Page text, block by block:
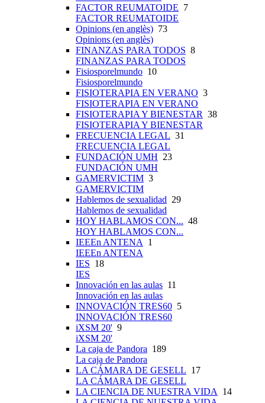
FACTOR REUMATOIDE 7
FACTOR REUMATOIDE
Opinions (en anglès) 73
Opinions (en anglès)
FINANZAS PARA TODOS 8
FINANZAS PARA TODOS
Fisiosporelmundo 10
Fisiosporelmundo
FISIOTERAPIA EN VERANO 3
FISIOTERAPIA EN VERANO
FISIOTERAPIA Y BIENESTAR 38
FISIOTERAPIA Y BIENESTAR
FRECUENCIA LEGAL 31
FRECUENCIA LEGAL
FUNDACIÓN UMH 23
FUNDACIÓN UMH
GAMERVICTIM 3
GAMERVICTIM
Hablemos de sexualidad 29
Hablemos de sexualidad
HOY HABLAMOS CON... 48
HOY HABLAMOS CON...
IEEEn ANTENA
1
IEEEn ANTENA
IES 18
IES
Innovación en las aulas 11
Innovación en las aulas
INNOVACIÓN TRES60 5
INNOVACIÓN TRES60
iXSM 20' 9
iXSM 20'
La caja de Pandora 189
La caja de Pandora
LA CÁMARA DE GESELL 17
LA CÁMARA DE GESELL
LA CIENCIA DE NUESTRA VIDA
14